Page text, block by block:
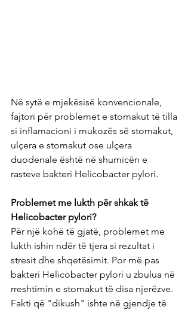
Në sytë e mjekësisë konvencionale,
fajtori për problemet e stomakut të tilla
si inflamacioni i mukozës së stomakut,
ulçera e stomakut ose ulçera
duodenale është në shumicën e
rasteve bakteri Helicobacter pylori.
Problemet me lukth për shkak të
Helicobacter pylori?
Për një kohë të gjatë, problemet me
lukth ishin ndër të tjera si rezultat i
stresit dhe shqetësimit. Por më pas
bakteri Helicobacter pylori u zbulua në
rreshtimin e stomakut të disa njerëzve.
Fakti që "dikush" ishte në gjendje të